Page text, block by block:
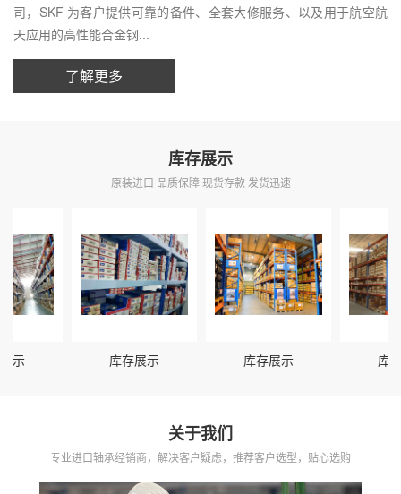
司，SKF 为客户提供可靠的备件、全套大修服务、以及用于航空航
天应用的高性能合金钢...
了解更多
库存展示
原装进口 品质保障 现货存款 发货迅速
库存展示 库存展示 库存展
关于我们
专业进口轴承经销商，解决客户疑虑，推荐客户选型，贴心选购